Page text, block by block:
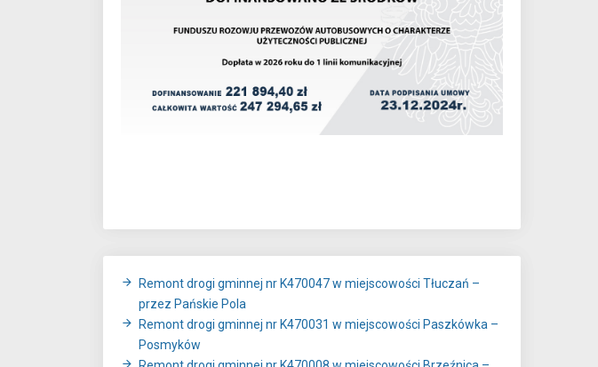
Remont drogi gminnej nr K470047 w miejscowości Tłuczań –
przez Pańskie Pola
Remont drogi gminnej nr K470031 w miejscowości Paszkówka –
Posmyków